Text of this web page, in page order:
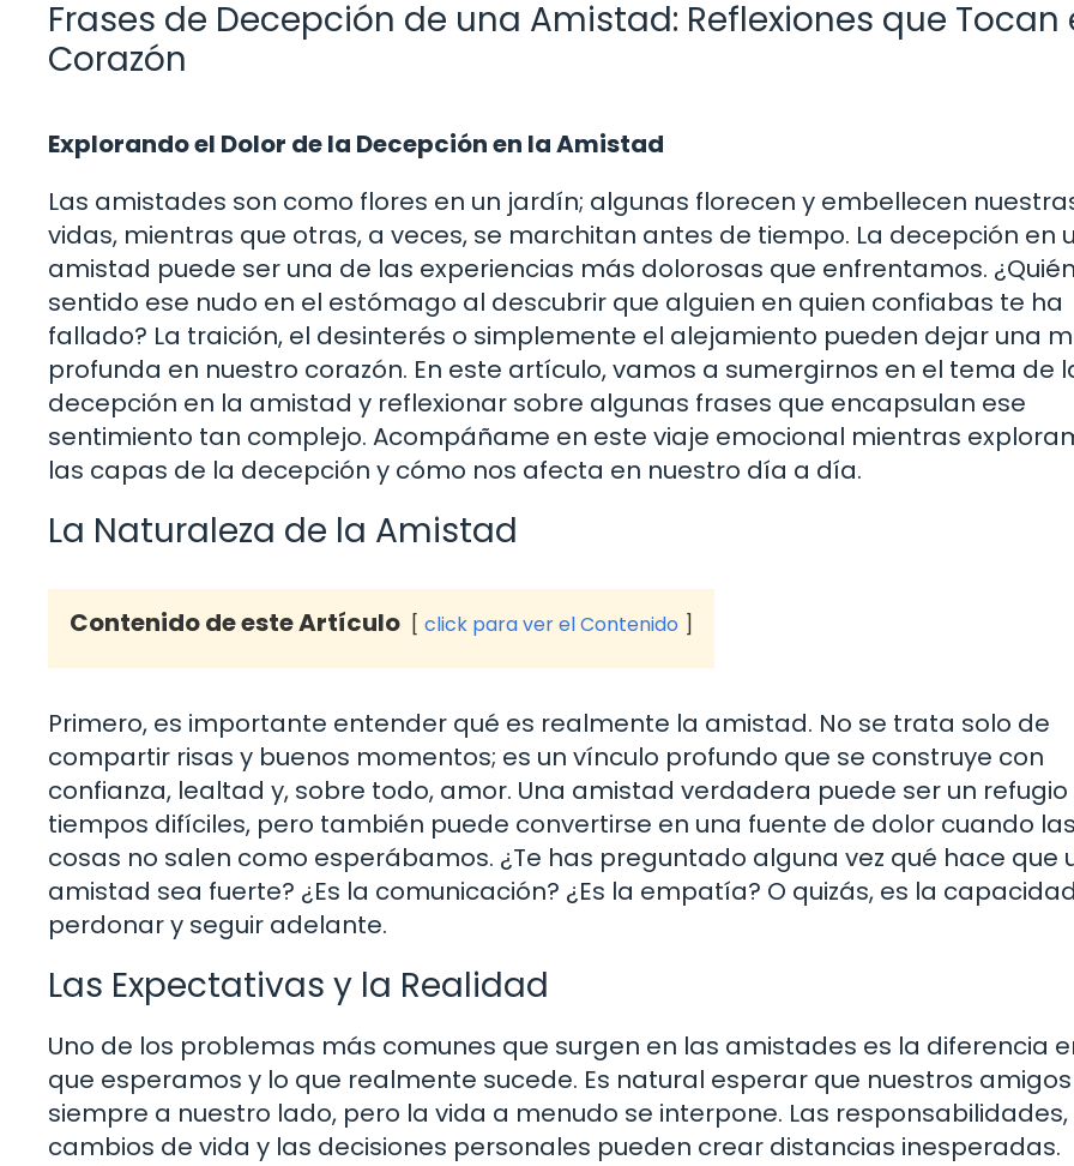
Frases de Decepción de una Amistad: Reflexiones que Tocan
Corazón
Explorando el Dolor de la Decepción en la Amistad
Las amistades son como flores en un jardín; algunas florecen y embellecen
vidas, mientras que otras, a veces, se marchitan antes de tiempo. La decepción en
amistad puede ser una de las experiencias más dolorosas que enfrentamos.
sentido ese nudo en el estómago al descubrir que alguien en quien confiabas te ha
fallado? La traición, el desinterés o simplemente el alejamiento pueden dejar una
profunda en nuestro corazón. En este artículo, vamos a sumergirnos en el tema de
decepción en la amistad y reflexionar sobre algunas frases que encapsulan ese
sentimiento tan complejo. Acompáñame en este viaje emocional mientras
las capas de la decepción y cómo nos afecta en nuestro día a día.
La Naturaleza de la Amistad
Contenido de este Artículo click para ver el Contenido
Primero, es importante entender qué es realmente la amistad. No se trata solo de
compartir risas y buenos momentos; es un vínculo profundo que se construye con
confianza, lealtad y, sobre todo, amor. Una amistad verdadera puede ser un refugio
tiempos difíciles, pero también puede convertirse en una fuente de dolor cuando
cosas no salen como esperábamos. ¿Te has preguntado alguna vez qué hace que
amistad sea fuerte? ¿Es la comunicación? ¿Es la empatía? O quizás, es la
perdonar y seguir adelante.
Las Expectativas y la Realidad
Uno de los problemas más comunes que surgen en las amistades es la diferencia
que esperamos y lo que realmente sucede. Es natural esperar que nuestros
siempre a nuestro lado, pero la vida a menudo se interpone. Las responsabilidades,
cambios de vida y las decisiones personales pueden crear distancias inesperadas.